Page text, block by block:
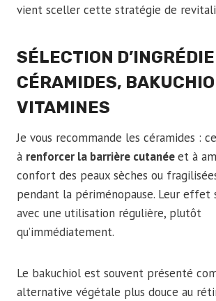
vient sceller cette stratégie de
SÉLECTION
CÉRAMIDES,
VITAMINES
Je vous recommande les céramides :
à renforcer la barrière cutanéeet à
confort des peaux sèches ou
pendant la périménopause. Leur effet
avec une utilisation régulière, plutôt
qu’immédiatement.
Le bakuchiol est souvent présenté
alternative végétale plus douce au